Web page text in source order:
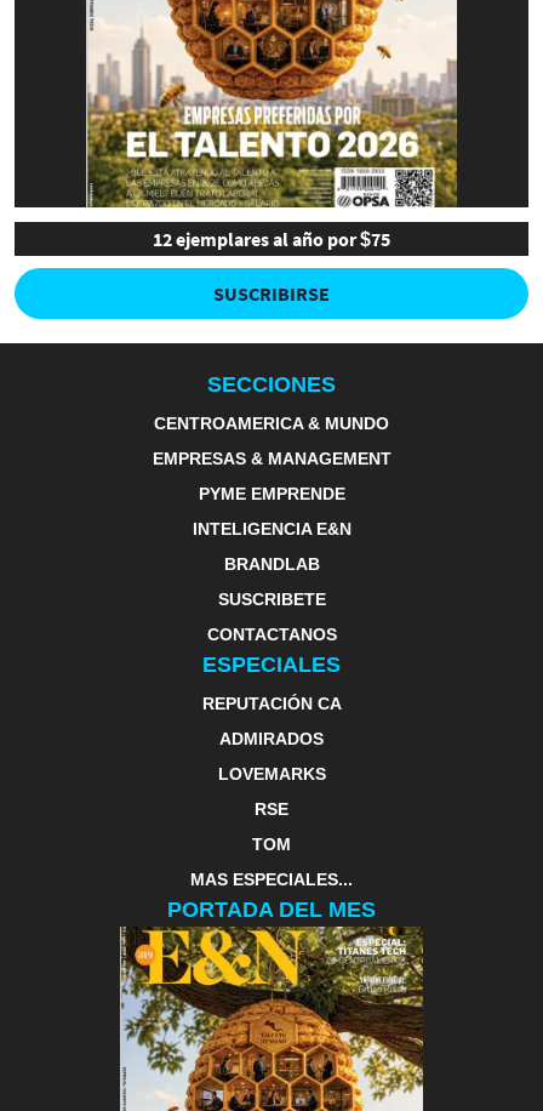
12 ejemplares al año por $75
SUSCRIBIRSE
SECCIONES
CENTROAMERICA & MUNDO
EMPRESAS & MANAGEMENT
PYME EMPRENDE
INTELIGENCIA E&N
BRANDLAB
SUSCRIBETE
CONTACTANOS
ESPECIALES
REPUTACIÓN CA
ADMIRADOS
LOVEMARKS
RSE
TOM
MAS ESPECIALES...
PORTADA DEL MES